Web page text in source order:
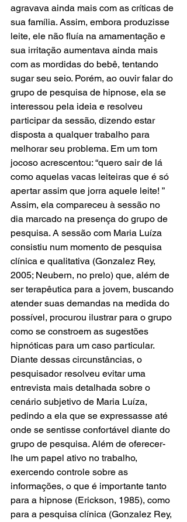
agravava ainda mais com as críticas de
sua família. Assim, embora produzisse
leite, ele não fluía na amamentação e
sua irritação aumentava ainda mais
com as mordidas do bebê, tentando
sugar seu seio. Porém, ao ouvir falar do
grupo de pesquisa de hipnose, ela se
interessou pela ideia e resolveu
participar da sessão, dizendo estar
disposta a qualquer trabalho para
melhorar seu problema. Em um tom
jocoso acrescentou: “quero sair de lá
como aquelas vacas leiteiras que é só
apertar assim que jorra aquele leite! ”
Assim, ela compareceu à sessão no
dia marcado na presença do grupo de
pesquisa. A sessão com Maria Luíza
consistiu num momento de pesquisa
clínica e qualitativa (Gonzalez Rey,
2005; Neubern, no prelo) que, além de
ser terapêutica para a jovem, buscando
atender suas demandas na medida do
possível, procurou ilustrar para o grupo
como se constroem as sugestões
hipnóticas para um caso particular.
Diante dessas circunstâncias, o
pesquisador resolveu evitar uma
entrevista mais detalhada sobre o
cenário subjetivo de Maria Luíza,
pedindo a ela que se expressasse até
onde se sentisse confortável diante do
grupo de pesquisa. Além de oferecer-
lhe um papel ativo no trabalho,
exercendo controle sobre as
informações, o que é importante tanto
para a hipnose (Erickson, 1985), como
para a pesquisa clínica (Gonzalez Rey,